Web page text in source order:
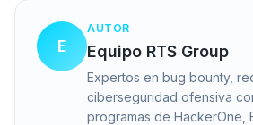
E
AUTOR
Equipo RTS Group
Expertos en bug bounty,
ciberseguridad ofensiva
programas de HackerOne,